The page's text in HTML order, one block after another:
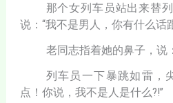
那个女列车员站出来替
说：“我不是男人，你有什么话
老同志指着她的鼻子，说
列车员一下暴跳如雷，
点！你说，我不是人是什么?!”